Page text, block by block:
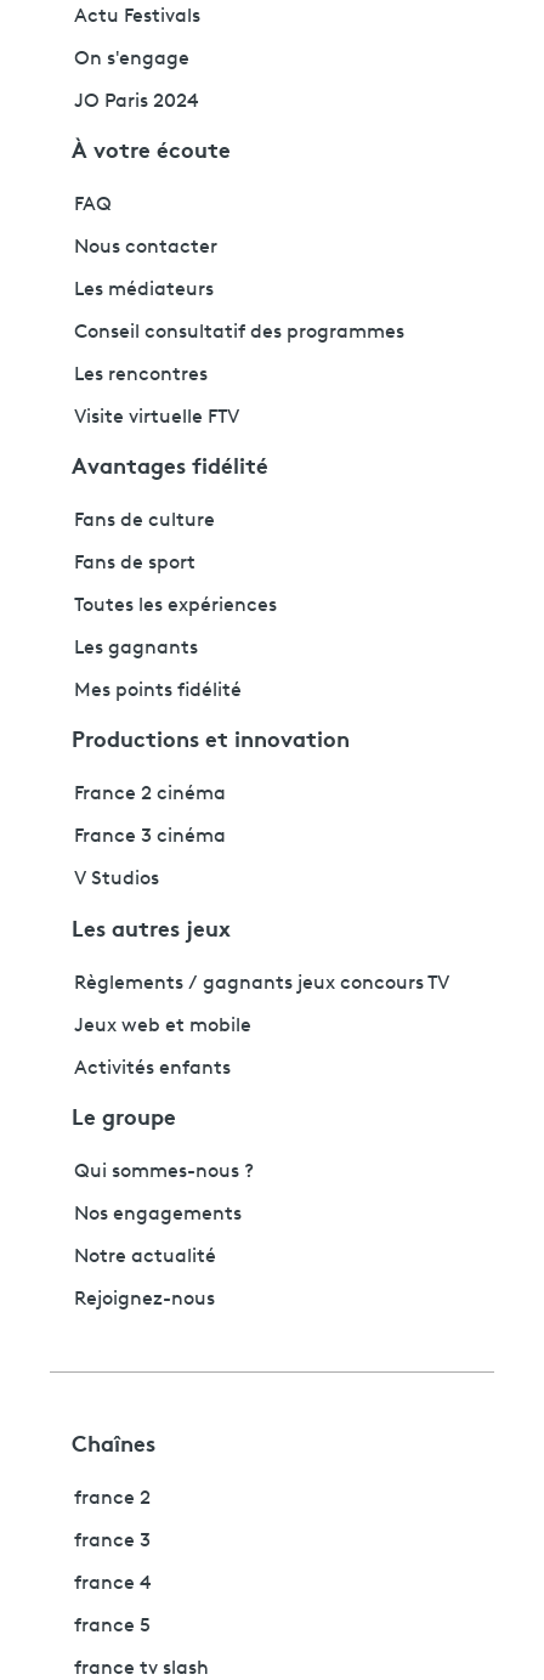
Actu Festivals
On s'engage
JO Paris 2024
À votre écoute
FAQ
Nous contacter
Les médiateurs
Conseil consultatif des programmes
Les rencontres
Visite virtuelle FTV
Avantages fidélité
Fans de culture
Fans de sport
Toutes les expériences
Les gagnants
Mes points fidélité
Productions et innovation
France 2 cinéma
France 3 cinéma
V Studios
Les autres jeux
Règlements / gagnants jeux concours TV
Jeux web et mobile
Activités enfants
Le groupe
Qui sommes-nous ?
Nos engagements
Notre actualité
Rejoignez-nous
Chaînes
france 2
france 3
france 4
france 5
france tv slash